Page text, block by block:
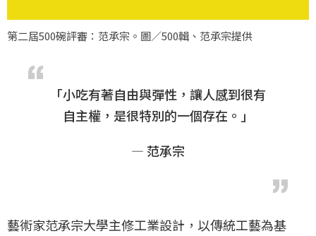
第二屆500碗評審：范承宗。圖／500輯、范承宗提供
「小吃有著自由與彈性，讓人感到很有
自主權，是很特別的一個存在。」
— 范承宗
藝術家范承宗大學主修工業設計，以傳統工藝為基